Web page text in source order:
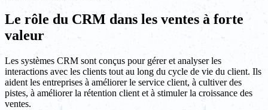
Le rôle du CRM dans les ventes à forte
valeur
Les systèmes CRM sont conçus pour gérer et analyser les
interactions avec les clients tout au long du cycle de vie du client. Ils
aident les entreprises à améliorer le service client, à cultiver des
pistes, à améliorer la rétention client et à stimuler la croissance des
ventes.